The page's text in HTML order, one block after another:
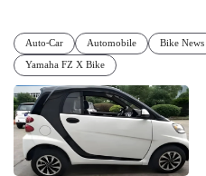
Auto-Car Automobile Bike News
Yamaha FZ X Bike